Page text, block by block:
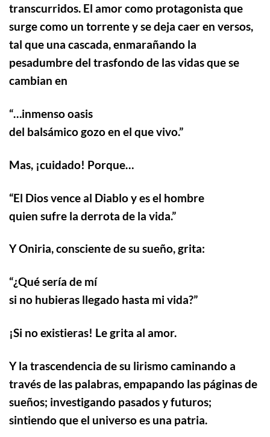
transcurridos. El amor como protagonista que
surge como un torrente y se deja caer en versos,
tal que una cascada, enmarañando la
pesadumbre del trasfondo de las vidas que se
cambian en
“…inmenso oasis
del balsámico gozo en el que vivo.”
Mas, ¡cuidado! Porque…
“El Dios vence al Diablo y es el hombre
quien sufre la derrota de la vida.”
Y Oniria, consciente de su sueño, grita:
“¿Qué sería de mí
si no hubieras llegado hasta mi vida?”
¡Si no existieras! Le grita al amor.
Y la trascendencia de su lirismo caminando a
través de las palabras, empapando las páginas de
sueños; investigando pasados y futuros;
sintiendo que el universo es una patria.